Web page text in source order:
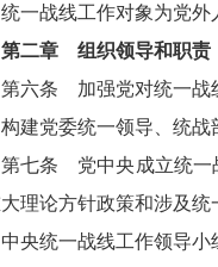
战线工作对象为党外
章 组织领导和职责
条 加强党对统一战线
党委统一领导、统战部
条 党中央成立统一战
理论方针政策和涉及
统一战线工作领导小